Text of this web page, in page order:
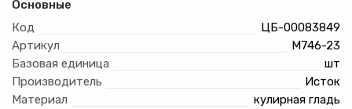
Основные
Код
ЦБ-00083849
Артикул
М746-23
Базовая единица
шт
Производитель
Исток
Материал
кулирная гладь